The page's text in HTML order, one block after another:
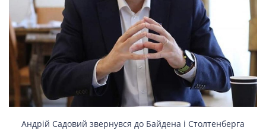
ВІЙСЬКОВІ НОВИНИ
НОВИНИ КУЛЬТУРИ
Андрій Садовий звернувся до Байдена і Столтенберга